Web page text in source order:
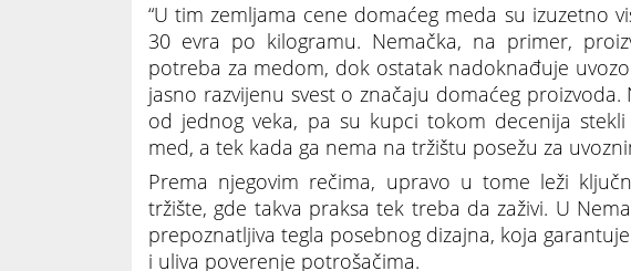
“U tim zemljama cene domaćeg meda su izuzetno
30 evra po kilogramu. Nemačka, na primer,
potreba za medom, dok ostatak nadoknađuje
jasno razvijenu svest o značaju domaćeg proizvoda.
od jednog veka, pa su kupci tokom decenija
med, a tek kada ga nema na tržištu posežu za
Prema njegovim rečima, upravo u tome leži
tržište, gde takva praksa tek treba da zaživi. U
prepoznatljiva tegla posebnog dizajna, koja
i uliva poverenje potrošačima.